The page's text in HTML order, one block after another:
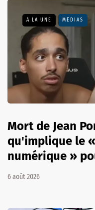
A LA UNE MÉDIAS
Mort de Jean
qu'implique le
numérique »
6 août 2026